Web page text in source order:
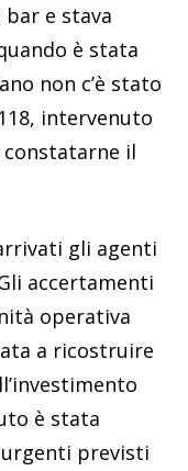
e stava
è stata
non c’è stato
intervenuto
il
gli agenti
accertamenti
operativa
a ricostruire
è stata
previsti